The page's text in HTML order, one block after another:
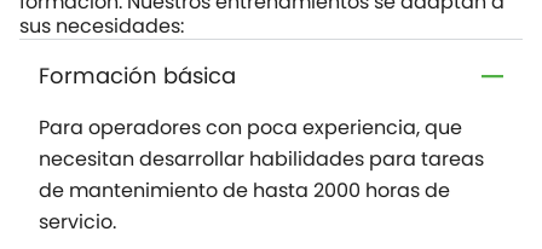
sus necesidades:
Formación básica
Para operadores con poca experiencia, que
necesitan desarrollar habilidades para tareas
de mantenimiento de hasta 2000 horas de
servicio.